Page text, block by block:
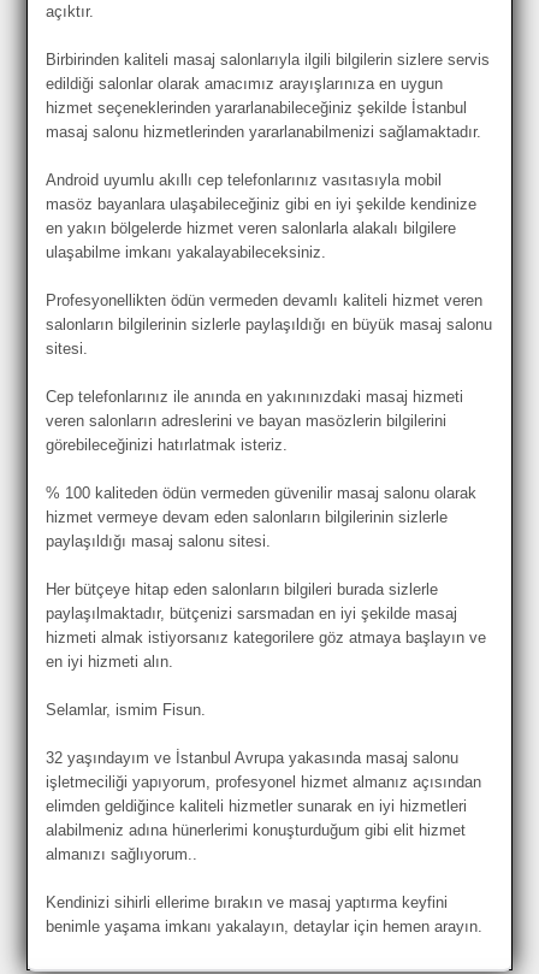
açıktır.
Birbirinden kaliteli masaj salonlarıyla ilgili bilgilerin sizlere servis
edildiği salonlar olarak amacımız arayışlarınıza en uygun
hizmet seçeneklerinden yararlanabileceğiniz şekilde İstanbul
masaj salonu hizmetlerinden yararlanabilmenizi sağlamaktadır.
Android uyumlu akıllı cep telefonlarınız vasıtasıyla mobil
masöz bayanlara ulaşabileceğiniz gibi en iyi şekilde kendinize
en yakın bölgelerde hizmet veren salonlarla alakalı bilgilere
ulaşabilme imkanı yakalayabileceksiniz.
Profesyonellikten ödün vermeden devamlı kaliteli hizmet veren
salonların bilgilerinin sizlerle paylaşıldığı en büyük masaj salonu
sitesi.
Cep telefonlarınız ile anında en yakınınızdaki masaj hizmeti
veren salonların adreslerini ve bayan masözlerin bilgilerini
görebileceğinizi hatırlatmak isteriz.
% 100 kaliteden ödün vermeden güvenilir masaj salonu olarak
hizmet vermeye devam eden salonların bilgilerinin sizlerle
paylaşıldığı masaj salonu sitesi.
Her bütçeye hitap eden salonların bilgileri burada sizlerle
paylaşılmaktadır, bütçenizi sarsmadan en iyi şekilde masaj
hizmeti almak istiyorsanız kategorilere göz atmaya başlayın ve
en iyi hizmeti alın.
Selamlar, ismim Fisun.
32 yaşındayım ve İstanbul Avrupa yakasında masaj salonu
işletmeciliği yapıyorum, profesyonel hizmet almanız açısından
elimden geldiğince kaliteli hizmetler sunarak en iyi hizmetleri
alabilmeniz adına hünerlerimi konuşturduğum gibi elit hizmet
almanızı sağlıyorum..
Kendinizi sihirli ellerime bırakın ve masaj yaptırma keyfini
benimle yaşama imkanı yakalayın, detaylar için hemen arayın.